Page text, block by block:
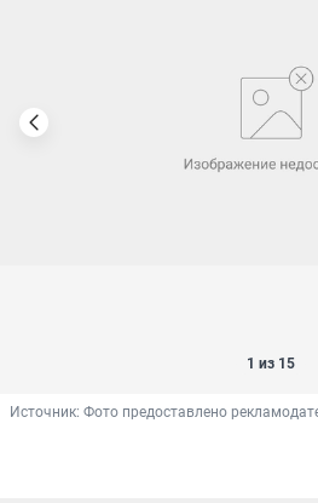
1 из 15
Источник: Фото предоставлено